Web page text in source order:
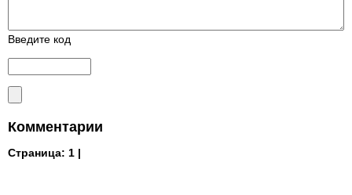
Введите код
Комментарии
Страница: 1 |